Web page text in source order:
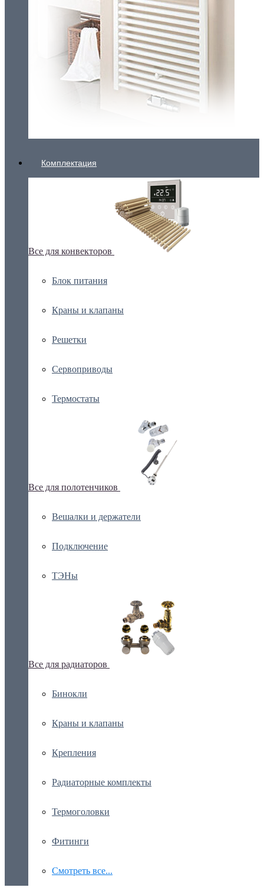
Комплектация
Все для конвекторов
Блок питания
Краны и клапаны
Решетки
Сервоприводы
Термостаты
Все для полотенчиков
Вешалки и держатели
Подключение
ТЭНы
Все для радиаторов
Бинокли
Краны и клапаны
Крепления
Радиаторные комплекты
Термоголовки
Фитинги
Смотреть все...